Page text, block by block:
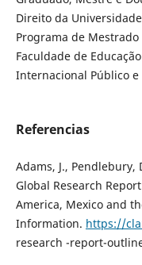
Direito da
Programa de
Faculdade de
Internacional Público e
Referencias
Adams, J., Pendlebury,
Global Research
America, Mexico and
Information. https://
research -report-